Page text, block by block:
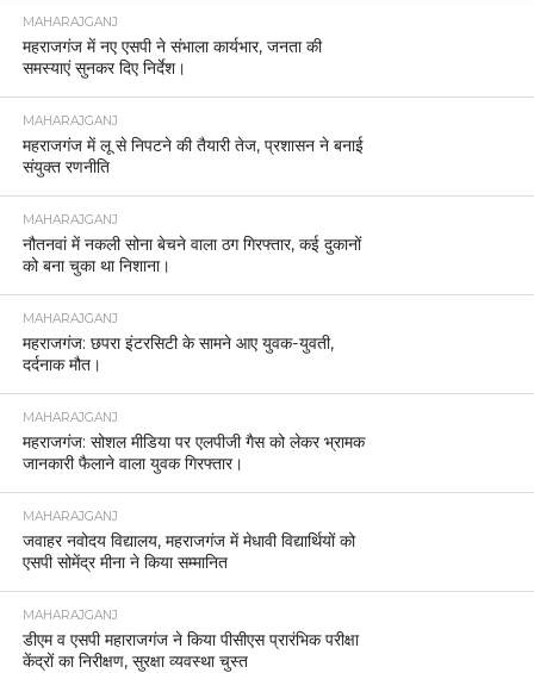
MAHARAJGANJ
महराजगंज में नए एसपी ने संभाला कार्यभार, जनता की
समस्याएं सुनकर दिए निर्देश।
MAHARAJGANJ
महराजगंज में लू से निपटने की तैयारी तेज, प्रशासन ने बनाई
संयुक्त रणनीति
MAHARAJGANJ
नौतनवां में नकली सोना बेचने वाला ठग गिरफ्तार, कई दुकानों
को बना चुका था निशाना।
MAHARAJGANJ
महराजगंज: छपरा इंटरसिटी के सामने आए युवक-युवती,
दर्दनाक मौत।
MAHARAJGANJ
महराजगंज: सोशल मीडिया पर एलपीजी गैस को लेकर भ्रामक
जानकारी फैलाने वाला युवक गिरफ्तार।
MAHARAJGANJ
जवाहर नवोदय विद्यालय, महराजगंज में मेधावी विद्यार्थियों को
एसपी सोमेंद्र मीना ने किया सम्मानित
MAHARAJGANJ
डीएम व एसपी महाराजगंज ने किया पीसीएस प्रारंभिक परीक्षा
केंद्रों का निरीक्षण, सुरक्षा व्यवस्था चुस्त